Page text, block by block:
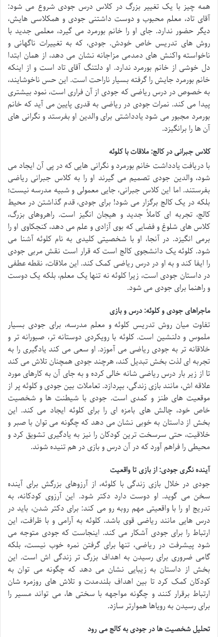
همه چیز با یک تغییر بزرگ در کلاس درس جودی شروع می شود:
آقای تاد، معلم محبوب و دوست داشتنی جودی و همکلاسی هایش،
دیگر حضور ندارد. جای او را خانم بورمرد می گیرد، معلمی جدید با
روش های تدریس خاص خودش. جودی، که به تغییرات ناگهانی و
ناخواسته واکنش های دمدمی مزاجانه نشان می دهد، از همان ابتدا
دل خوشی از خانم بورمرد ندارد. او دلتنگ آقای تاد است و از اینکه
خانم بورمرد جایش را گرفته بسیار ناراحت است. این حس ناخوشایند،
به خصوص در درس ریاضی که جودی از آن فراری است، نمود بیشتری
پیدا می کند. نمرات جودی در ریاضی به قدری پایین می آید که خانم
بورمرد مجبور می شود یادداشتی برای والدین او بفرستد و نگرانی های
آن ها را برانگیزد.
کلاس جبرانی در کالج: ملاقات با کلوئه
با دریافت یادداشت خانم بورمرد و نگرانی هایی که در پی آن ایجاد می
شود، والدین جودی تصمیم می گیرند او را به کلاس جبرانی ریاضی
بفرستند. اما این کلاس جبرانی، جایی معمولی و شبیه مدرسه نیست؛
بلکه در یک کالج برگزار می شود! برای جودی، قدم گذاشتن در محیط
کالج، تجربه ای کاملاً جدید و هیجان انگیز است. راهروهای بزرگ،
کلاس های شلوغ و فضایی که بوی آزادی و علم می دهد، کنجکاوی او را
برمی انگیزد. در آنجا، او با شخصیتی کلیدی به نام کلوئه آشنا می
شود. کلوئه یک دانشجوی کالج است که قرار است نقش مربی جودی
را ایفا کند و به او در درس ریاضی کمک کند. این ملاقات، نقطه عطفی
در داستان جودی است، زیرا کلوئه نه تنها یک معلم، بلکه یک دوست
و راهنما برای جودی می شود.
ماجراهای جودی و کلوئه: درس و بازی
تفاوت میان روش تدریس کلوئه و معلم مدرسه، برای جودی بسیار
ملموس و دلنشین است. کلوئه با رویکردی دوستانه تر، صبورانه تر و
خلاقانه تر به جودی ریاضی می آموزد. او سعی می کند یادگیری را به
تجربه ای لذت بخش تبدیل کند، هرچند جودی همچنان تلاش می کند
تا از زیر بار درس ریاضی شانه خالی کرده و به جای آن به کارهای مورد
علاقه اش، مانند بازی زندگی، بپردازد. تعاملات بین جودی و کلوئه پر از
موقعیت های طنز و کمدی است. جودی با شیطنت ها و شخصیت
خاص خود، چالش های بامزه ای را برای کلوئه ایجاد می کند. این
بخش از داستان به خوبی نشان می دهد که چگونه می توان با صبر و
خلاقیت، حتی سرسخت ترین کودکان را نیز به یادگیری تشویق کرد و
محیطی را فراهم آورد که در آن درس و بازی در هم تنیده شوند.
آینده نگری جودی: از بازی تا واقعیت
جودی در خلال بازی زندگی با کلوئه، از آرزوهای بزرگش برای آینده
سخن می گوید. او دوست دارد دکتر شود. این آرزوی کودکانه، به
تدریج او را با واقعیتی مهم روبه رو می کند: برای دکتر شدن، باید در
درس هایی مانند ریاضی قوی باشد. کلوئه به آرامی و با ظرافت، این
ارتباط را برای جودی آشکار می کند. اینجاست که جودی متوجه می
شود پیشرفت در ریاضی، تنها برای گرفتن نمره خوب نیست، بلکه
گامی ضروری برای رسیدن به اهداف بزرگ تر زندگی اش است. این
بخش از داستان به زیبایی نشان می دهد که چگونه می توان به
کودکان کمک کرد تا بین اهداف بلندمدت و تلاش های روزمره شان
ارتباط برقرار کنند و چگونه مواجهه با سختی ها، می تواند مسیر را
برای رسیدن به رویاها هموارتر سازد.
تحلیل شخصیت ها درجودی به کالج می رود